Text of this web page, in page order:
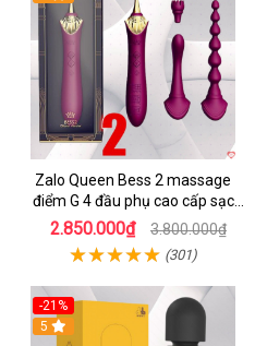
Zalo Queen Bess 2 massage
điểm G 4 đầu phụ cao cấp sạc
tiện lợi
2.850.000₫ 3.800.000₫
(301)
-21%
5